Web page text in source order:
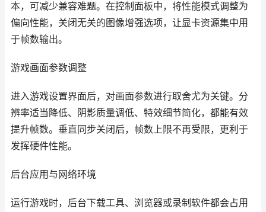
本，可减少兼容难题。在控制面板中，将性能模式调整为
偏向性能，关闭无关的图像增强选项，让显卡资源集中用
于帧数输出。
游戏画面参数调整
进入游戏设置界面后，对画面参数进行取舍尤为关键。分
辨率适当降低、阴影质量调低、特效细节简化，都能有效
提升帧数。垂直同步关闭后，帧数上限不再受限，更利于
发挥硬件性能。
后台应用与网络环境
运行游戏时，后台下载工具、浏览器或录制软件都会占用